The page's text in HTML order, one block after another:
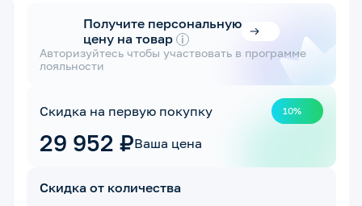
Получите персональную
цену на товар i
Авторизуйтесь чтобы участвовать в программе
лояльности
Скидка на первую покупку 10%
29 952 ₽Ваша цена
Скидка от количества